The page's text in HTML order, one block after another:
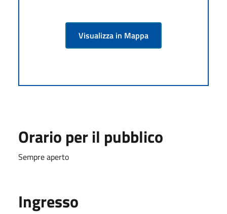
Visualizza in Mappa
Orario per il pubblico
Sempre aperto
Ingresso